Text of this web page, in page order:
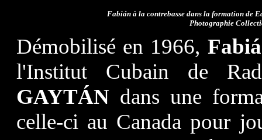
Fabián à la contrebasse dans la formation de
Photographie
Démobilisé en 1966,
l'Institut Cubain de
GAYTÁNdans une
celle-ci au Canada pour